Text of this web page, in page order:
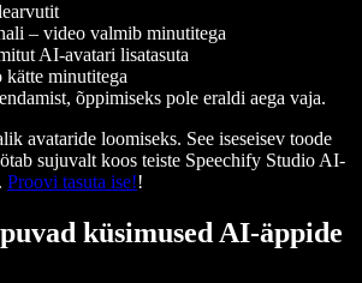
– video valmib minutitega
AI-avatari lisatasuta
kätte minutitega
õppimiseks pole eraldi aega vaja.
avataride loomiseks. See iseseisev toode
sujuvalt koos teiste Speechify Studio AI-
Proovi tasuta ise!!
küsimused AI-äppide